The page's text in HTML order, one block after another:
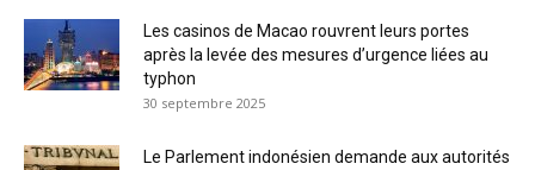
Les casinos de Macao rouvrent leurs portes
après la levée des mesures d’urgence liées au
typhon
30 septembre 2025
Le Parlement indonésien demande aux autorités